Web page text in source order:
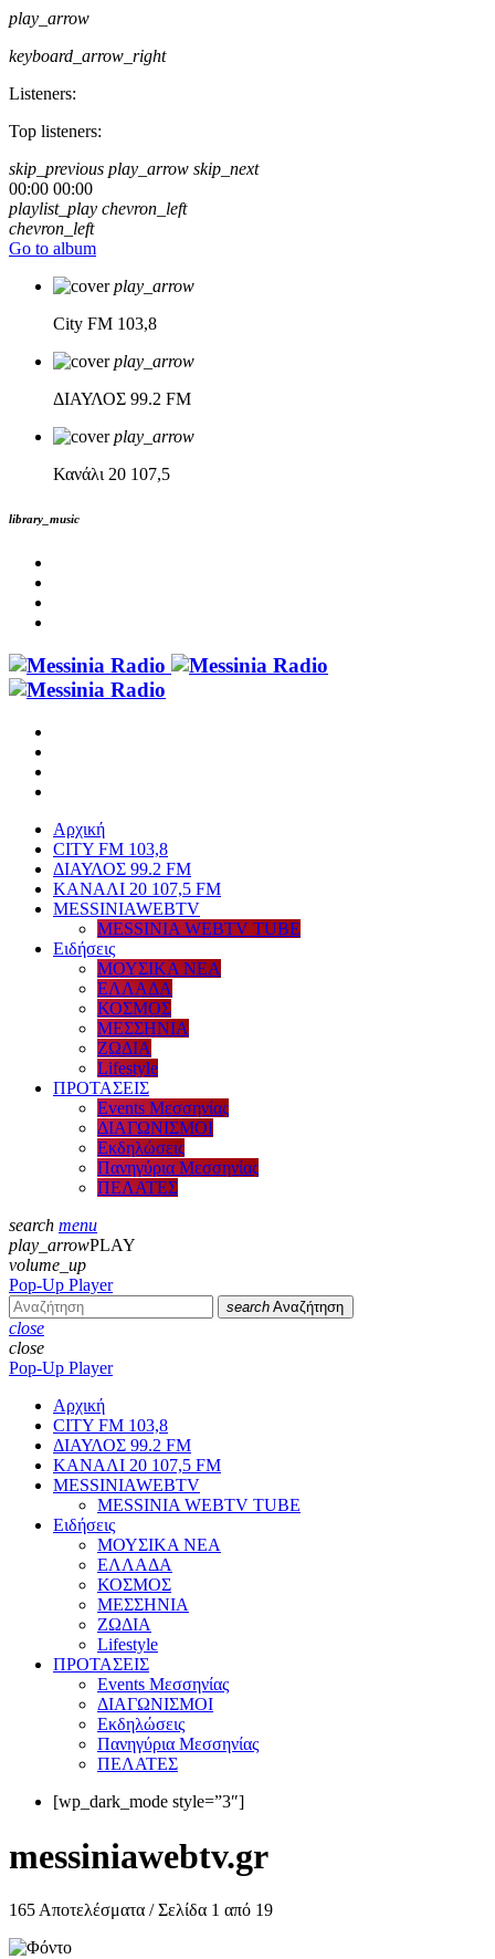
play_arrow
keyboard_arrow_right
Listeners:
Top listeners:
skip_previous play_arrow skip_next
00:00 00:00
playlist_play chevron_left
chevron_left
Go to album
play_arrow
City FM 103,8
play_arrow
ΔΙΑΥΛΟΣ 99.2 FM
play_arrow
Κανάλι 20 107,5
library_music
Αρχική
CITY FM 103,8
ΔΙΑΥΛΟΣ 99.2 FM
ΚΑΝΑΛΙ 20 107,5 FM
MESSINIAWEBTV
MESSINIA WEBTV TUBE
Eιδήσεις
ΜΟΥΣΙΚΑ ΝΕΑ
ΕΛΛΑΔΑ
ΚΟΣΜΟΣ
ΜΕΣΣΗΝΙΑ
ΖΩΔΙΑ
Lifestyle
ΠΡΟΤΑΣΕΙΣ
Events Μεσσηνίας
ΔΙΑΓΩΝΙΣΜΟΙ
Εκδηλώσεις
Πανηγύρια Μεσσηνίας
ΠΕΛΑΤΕΣ
search menu
play_arrowPLAY
volume_up
Pop-Up Player
search Αναζήτηση
close
close
Pop-Up Player
Αρχική
CITY FM 103,8
ΔΙΑΥΛΟΣ 99.2 FM
ΚΑΝΑΛΙ 20 107,5 FM
MESSINIAWEBTV
MESSINIA WEBTV TUBE
Eιδήσεις
ΜΟΥΣΙΚΑ ΝΕΑ
ΕΛΛΑΔΑ
ΚΟΣΜΟΣ
ΜΕΣΣΗΝΙΑ
ΖΩΔΙΑ
Lifestyle
ΠΡΟΤΑΣΕΙΣ
Events Μεσσηνίας
ΔΙΑΓΩΝΙΣΜΟΙ
Εκδηλώσεις
Πανηγύρια Μεσσηνίας
ΠΕΛΑΤΕΣ
[wp_dark_mode style=”3″]
messiniawebtv.gr
165 Αποτελέσματα / Σελίδα 1 από 19